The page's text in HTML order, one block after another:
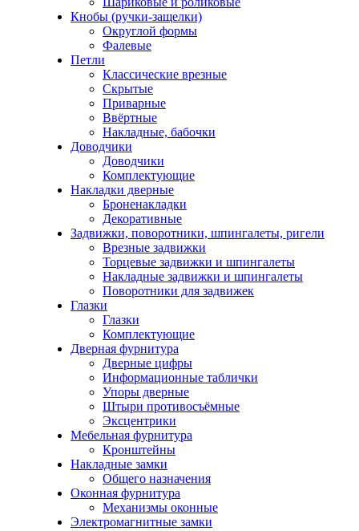
Кнобы (ручки-защелки)
Округлой формы
Фалевые
Петли
Классические врезные
Скрытые
Приварные
Ввёртные
Накладные, бабочки
Доводчики
Доводчики
Комплектующие
Накладки дверные
Броненакладки
Декоративные
Задвижки, поворотники, шпингалеты, ригели
Врезные задвижки
Торцевые задвижки и шпингалеты
Накладные задвижки и шпингалеты
Поворотники для задвижек
Глазки
Глазки
Комплектующие
Дверная фурнитура
Дверные цифры
Информационные таблички
Упоры дверные
Штыри противосъёмные
Эксцентрики
Мебельная фурнитура
Кронштейны
Накладные замки
Общего назначения
Оконная фурнитура
Механизмы оконные
Электромагнитные замки